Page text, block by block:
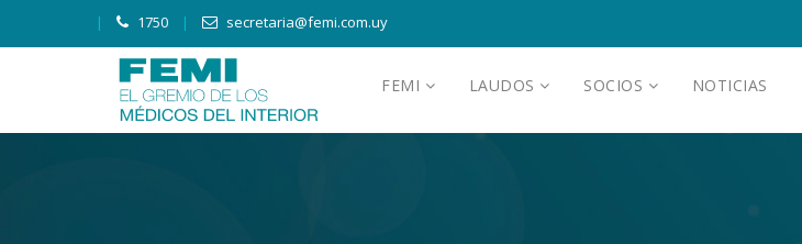
1750 secretaria@femi.com.uy
FEMI LAUDOS SOCIOS NOTICIAS